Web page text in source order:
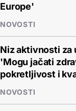
Europe'
NOVOSTI
Niz aktivnosti za
'Mogu jačati
pokretljivost i
NOVOSTI